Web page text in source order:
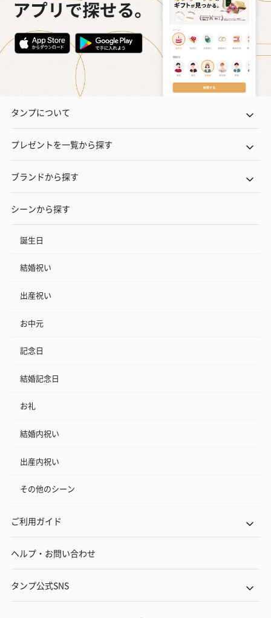
タンプについて
プレゼントを一覧から探す
ブランドから探す
シーンから探す
誕生日
結婚祝い
出産祝い
お中元
記念日
結婚記念日
お礼
結婚内祝い
出産内祝い
その他のシーン
ご利用ガイド
ヘルプ・お問い合わせ
タンプ公式SNS